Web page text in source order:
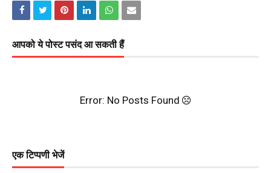
आपको ये पोस्ट पसंद आ सकती हैं
Error: No Posts Found
एक टिप्पणी भेजें